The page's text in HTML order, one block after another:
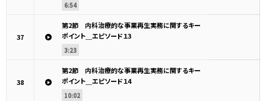
6:54
37
第2節 内科治療的な事業再生実務に関するキー
ポイント＿エピソード１3
3:23
38
第2節 内科治療的な事業再生実務に関するキー
ポイント＿エピソード１4
10:02